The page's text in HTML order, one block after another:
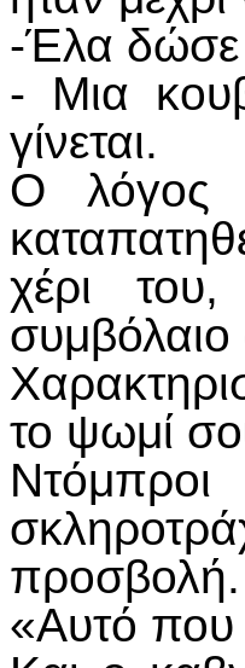
-Έλα δώσε
- Μια
γίνεται.
Ο λόγος
χέρι
το ψωμί
προσβολή.
«Αυτό που